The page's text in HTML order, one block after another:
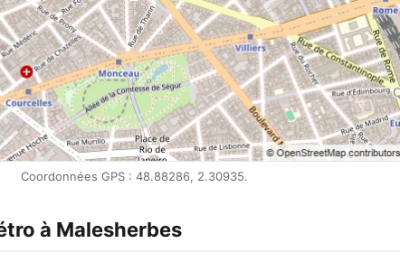
Coordonnées GPS : 48.88286, 2.30935.
à Malesherbes